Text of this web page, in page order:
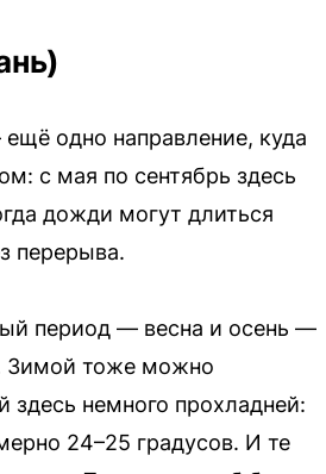
одно направление, куда
с мая по сентябрь здесь
дожди могут длиться
перерыва.
период — весна и осень —
Зимой тоже можно
здесь немного прохладней:
24–25 градусов. И те